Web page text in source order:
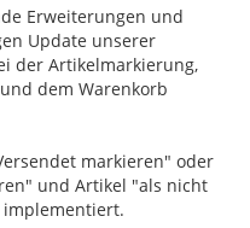
Erweiterungen und
Update unserer
der Artikelmarkierung,
dem Warenkorb
markieren" oder
und Artikel "als nicht